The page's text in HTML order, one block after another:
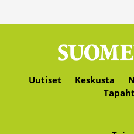
Uutiset Keskusta